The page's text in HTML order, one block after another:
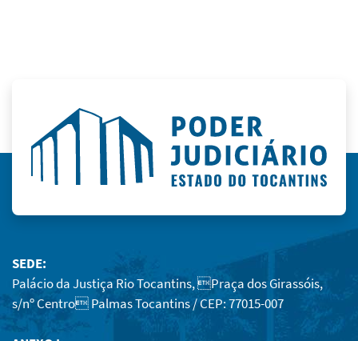
SEDE:
Palácio da Justiça Rio Tocantins, Praça dos Girassóis,
s/nº Centro Palmas Tocantins / CEP: 77015-007